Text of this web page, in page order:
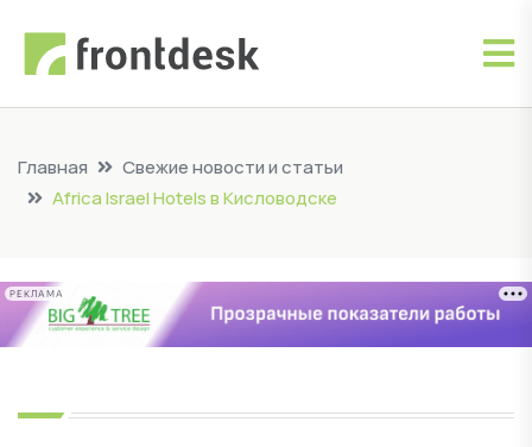
Главная
Свежие новости и статьи
Africa Israel Hotels в Кисловодске
РЕКЛАМА